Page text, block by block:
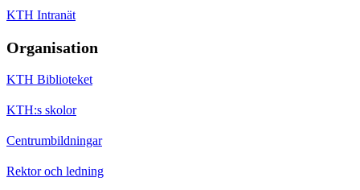
KTH Intranät
Organisation
KTH Biblioteket
KTH:s skolor
Centrumbildningar
Rektor och ledning